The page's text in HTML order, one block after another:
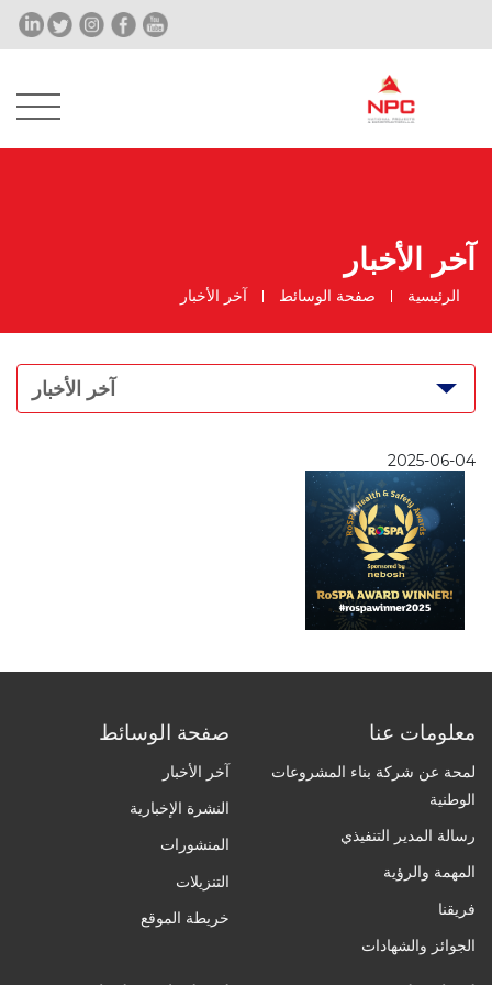
آخر الأخبار
الرئيسية صفحة الوسائط آخر الأخبار
آخر الأخبار
2025-06-04
معلومات عنا
لمحة عن شركة بناء المشروعات
الوطنية
رسالة المدير التنفيذي
المهمة والرؤية
فريقنا
الجوائز والشهادات
صفحة الوسائط
آخر الأخبار
النشرة الإخبارية
المنشورات
التنزيلات
خريطة الموقع